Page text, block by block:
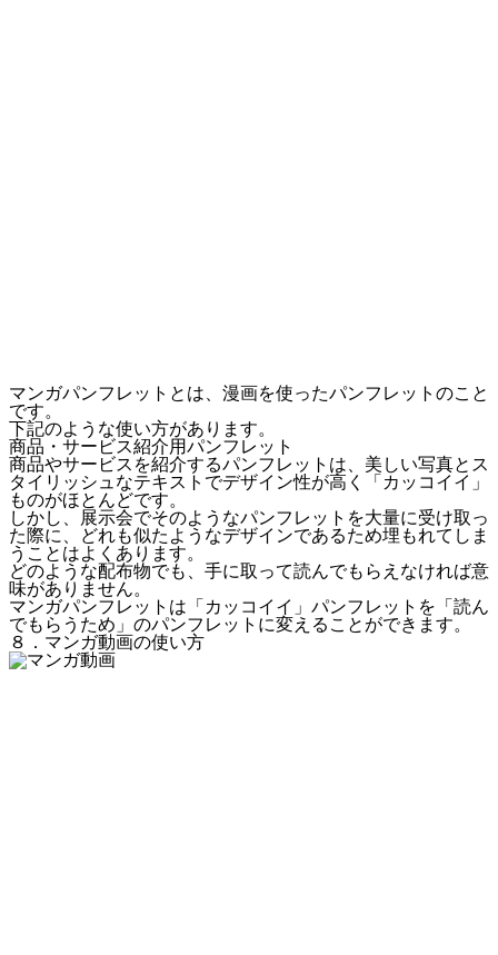
マンガパンフレットとは、漫画を使ったパンフレットのこと
です。
下記のような使い方があります。
商品・サービス紹介用パンフレット
商品やサービスを紹介するパンフレットは、美しい写真とス
タイリッシュなテキストでデザイン性が高く「カッコイイ」
ものがほとんどです。
しかし、展示会でそのようなパンフレットを大量に受け取っ
た際に、どれも似たようなデザインであるため埋もれてしま
うことはよくあります。
どのような配布物でも、手に取って読んでもらえなければ意
味がありません。
マンガパンフレットは 「カッコイイ」パンフレットを「読ん
でもらうため」のパンフレット に変えることができます。
８．マンガ動画の使い方